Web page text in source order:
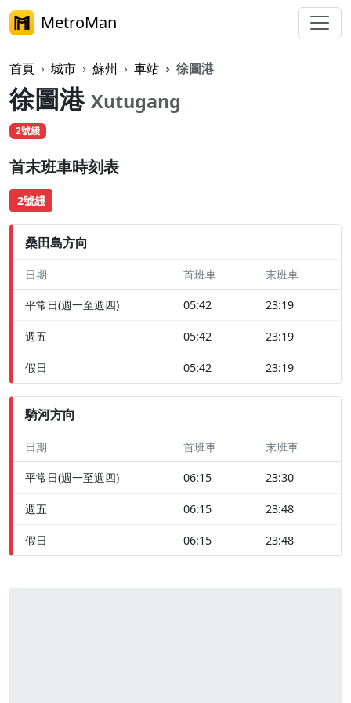
MetroMan
首頁 城市 蘇州 車站 徐圖港
徐圖港 Xutugang
2號綫
首末班車時刻表
2號綫
桑田島方向
日期 首班車 末班車
平常日(週一至週四) 05:42 23:19
週五 05:42 23:19
假日 05:42 23:19
騎河方向
日期 首班車 末班車
平常日(週一至週四) 06:15 23:30
週五 06:15 23:48
假日 06:15 23:48